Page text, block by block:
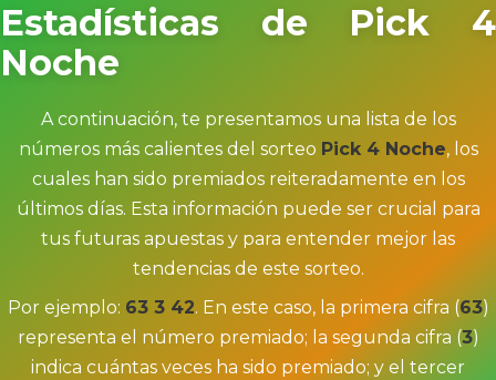
Estadísticas de Pick 4
Noche
A continuación, te presentamos una lista de los
números más calientes del sorteo Pick 4 Noche, los
cuales han sido premiados reiteradamente en los
últimos días. Esta información puede ser crucial para
tus futuras apuestas y para entender mejor las
tendencias de este sorteo.
Por ejemplo: 63 3 42. En este caso, la primera cifra (63)
representa el número premiado; la segunda cifra (3)
indica cuántas veces ha sido premiado; y el tercer